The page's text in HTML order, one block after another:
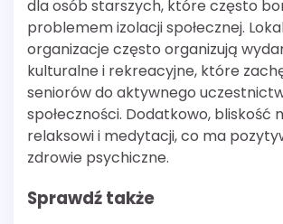
dla osób starszych, które często
problemem izolacji społecznej.
organizacje często organizują
kulturalne i rekreacyjne, które
seniorów do aktywnego
społeczności. Dodatkowo, bliskość
relaksowi i medytacji, co ma
zdrowie psychiczne.
Sprawdź także